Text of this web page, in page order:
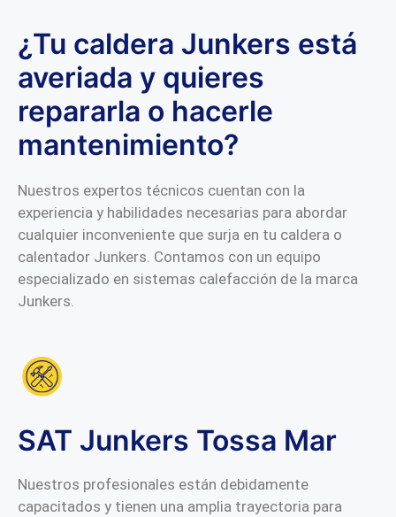
¿Tu caldera Junkers está
averiada y quieres
repararla o hacerle
mantenimiento?
Nuestros expertos técnicos cuentan con la
experiencia y habilidades necesarias para abordar
cualquier inconveniente que surja en tu caldera o
calentador Junkers. Contamos con un equipo
especializado en sistemas calefacción de la marca
Junkers.
SAT Junkers Tossa Mar
Nuestros profesionales están debidamente
capacitados y tienen una amplia trayectoria para